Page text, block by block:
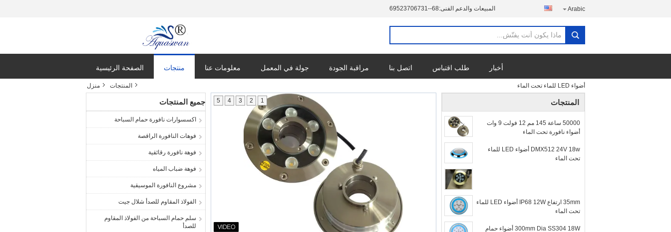
المبيعات والدعم الفنى:86--13760732596 Arabic
الصفحة الرئيسية منتجات معلومات عنا جولة في المعمل مراقبة الجودة اتصل بنا طلب اقتباس أخبار
منزل المنتجات أضواء LED للماء تحت الماء
جميع المنتجات
اكسسوارات نافورة حمام السباحة
فوهات النافورة الراقصة
فوهة نافورة رقائقية
فوهة ضباب المياه
مشروع النافورة الموسيقية
الفولاذ المقاوم للصدأ شلال جيت
سلم حمام السباحة من الفولاذ المقاوم
للصدأ
1
2
3
4
5 المنتجات
50000 ساعة 145 مم 12 فولت 9 وات
أضواء نافورة تحت الماء
DMX512 24V 18w أضواء LED للماء
تحت الماء
35mm ارتفاع IP68 12W أضواء LED للماء
تحت الماء
300mm Dia SS304 18W أضواء حمام